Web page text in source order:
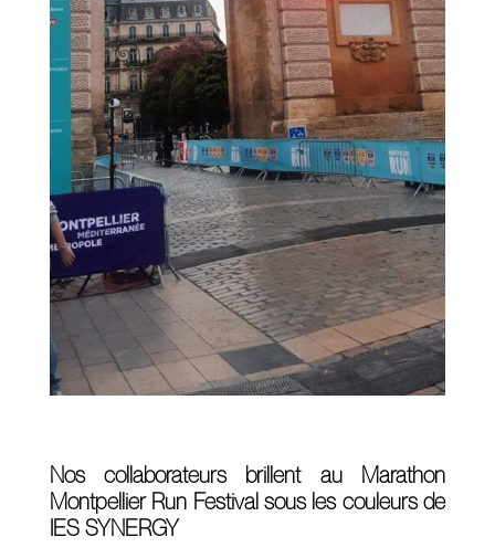
Nos collaborateurs brillent au Marathon
Montpellier Run Festival sous les couleurs de
IES SYNERGY